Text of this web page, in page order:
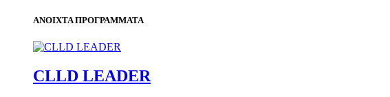
ΑΝΟΙΧΤΑ ΠΡΟΓΡΑΜΜΑΤΑ
CLLD LEADER